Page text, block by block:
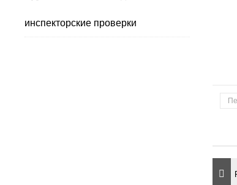
инспекторские проверки